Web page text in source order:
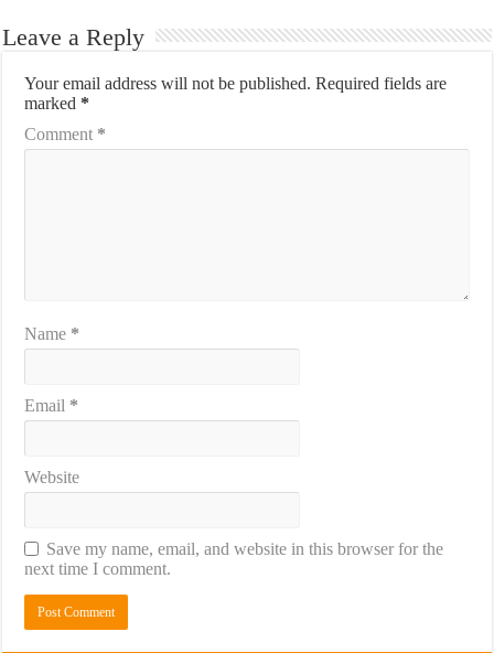
Leave a Reply
Your email address will not be published. Required fields are
marked *
Comment *
Name *
Email *
Website
Save my name, email, and website in this browser for the
next time I comment.